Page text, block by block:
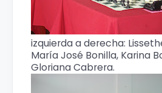
izquierda a derecha:
María José Bonilla, Karina
Gloriana Cabrera.